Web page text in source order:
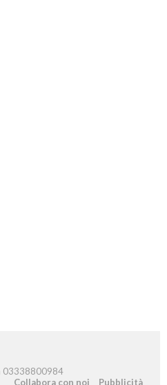
03338800984
Collabora con noi
Pubblicità